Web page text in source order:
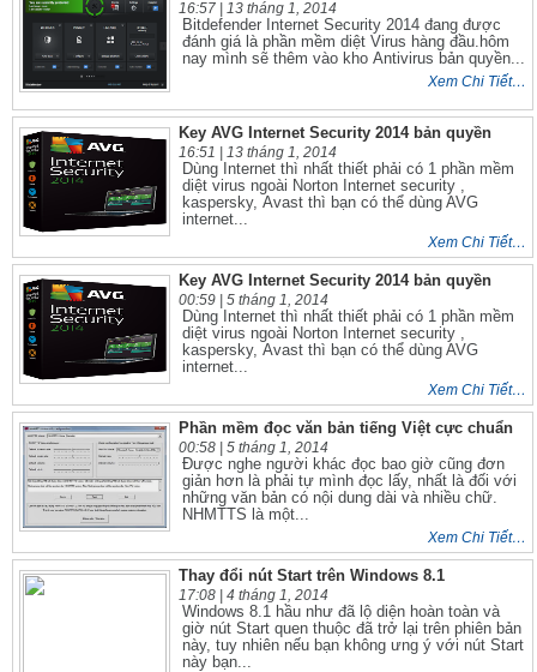
16:57 | 13 tháng 1, 2014
Bitdefender Internet Security 2014 đang được
đánh giá là phần mềm diệt Virus hàng đầu.hôm
nay mình sẽ thêm vào kho Antivirus bản quyền...
Xem Chi Tiết…
Key AVG Internet Security 2014 bản quyền
16:51 | 13 tháng 1, 2014
Dùng Internet thì nhất thiết phải có 1 phần mềm
diệt virus ngoài Norton Internet security ,
kaspersky, Avast thì bạn có thể dùng AVG
internet...
Xem Chi Tiết…
Key AVG Internet Security 2014 bản quyền
00:59 | 5 tháng 1, 2014
Dùng Internet thì nhất thiết phải có 1 phần mềm
diệt virus ngoài Norton Internet security ,
kaspersky, Avast thì bạn có thể dùng AVG
internet...
Xem Chi Tiết…
Phần mềm đọc văn bản tiếng Việt cực chuẩn
00:58 | 5 tháng 1, 2014
Được nghe người khác đọc bao giờ cũng đơn
giản hơn là phải tự mình đọc lấy, nhất là đối với
những văn bản có nội dung dài và nhiều chữ.
NHMTTS là một...
Xem Chi Tiết…
Thay đổi nút Start trên Windows 8.1
17:08 | 4 tháng 1, 2014
Windows 8.1 hầu như đã lộ diện hoàn toàn và
giờ nút Start quen thuộc đã trở lại trên phiên bản
này, tuy nhiên nếu bạn không ưng ý với nút Start
này bạn...